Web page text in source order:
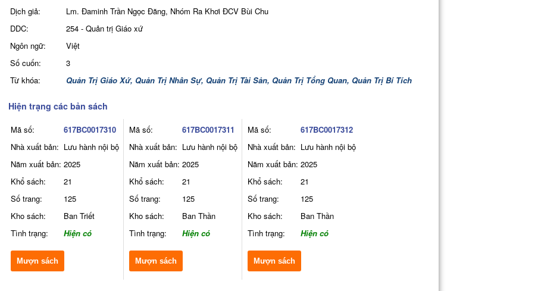
Dịch giả:
Lm. Đaminh Trần Ngọc Đăng, Nhóm Ra Khơi ĐCV Bùi Chu
DDC:
254 - Quản trị Giáo xứ
Ngôn ngữ:
Việt
Số cuốn:
3
Từ khóa:
Quản Trị Giáo Xứ, Quản Trị Nhân Sự, Quản Trị Tài Sản, Quản Trị Tổng Quan, Quản Trị Bí Tích
Hiện trạng các bản sách
Mã số:
617BC0017310
Nhà xuất bản: Lưu hành nội bộ
Năm xuất bản: 2025
Khổ sách:
21
Số trang:
125
Kho sách:
Ban Triết
Tình trạng:
Hiện có
Mượn sách
Mã số:
617BC0017311
Nhà xuất bản: Lưu hành nội bộ
Năm xuất bản: 2025
Khổ sách:
21
Số trang:
125
Kho sách:
Ban Thần
Tình trạng:
Hiện có
Mượn sách
Mã số:
617BC0017312
Nhà xuất bản: Lưu hành nội bộ
Năm xuất bản: 2025
Khổ sách:
21
Số trang:
125
Kho sách:
Ban Thần
Tình trạng:
Hiện có
Mượn sách